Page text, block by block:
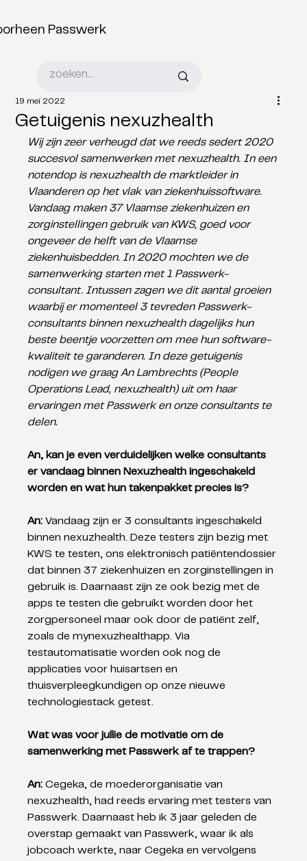
Passwerk
Getuigenis nexuzhealth
19 mei 2022
Wij zijn zeer verheugd dat we reeds sedert 2020
succesvol samenwerken met nexuzhealth. In een
notendop is nexuzhealth de marktleider in
Vlaanderen op het vlak van ziekenhuissoftware.
Vandaag maken 37 Vlaamse ziekenhuizen en
zorginstellingen gebruik van KWS, goed voor
ongeveer de helft van de Vlaamse
ziekenhuisbedden. In 2020 mochten we de
samenwerking starten met 1 Passwerk-
consultant. Intussen zagen we dit aantal groeien
waarbij er momenteel 3 tevreden Passwerk-
consultants binnen nexuzhealth dagelijks hun
beste beentje voorzetten om mee hun software-
kwaliteit te garanderen. In deze getuigenis
nodigen we graag An Lambrechts (People
Operations Lead, nexuzhealth) uit om haar
ervaringen met Passwerk en onze consultants te
delen.
An, kan je even verduidelijken welke consultants
er vandaag binnen Nexuzhealth ingeschakeld
worden en wat hun takenpakket precies is?
An: Vandaag zijn er 3 consultants ingeschakeld
binnen nexuzhealth. Deze testers zijn bezig met
KWS te testen, ons elektronisch patiëntendossier
dat binnen 37 ziekenhuizen en zorginstellingen in
gebruik is. Daarnaast zijn ze ook bezig met de
apps te testen die gebruikt worden door het
zorgpersoneel maar ook door de patiënt zelf,
zoals de mynexuzhealthapp. Via
testautomatisatie worden ook nog de
applicaties voor huisartsen en
thuisverpleegkundigen op onze nieuwe
technologiestack getest.
Wat was voor jullie de motivatie om de
samenwerking met Passwerk af te trappen?
An: Cegeka, de moederorganisatie van
nexuzhealth, had reeds ervaring met testers van
Passwerk. Daarnaast heb ik 3 jaar geleden de
overstap gemaakt van Passwerk, waar ik als
jobcoach werkte, naar Cegeka en vervolgens